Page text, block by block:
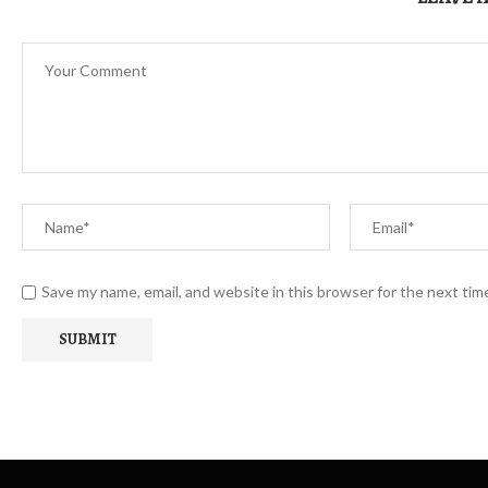
Save my name, email, and website in this browser for the next